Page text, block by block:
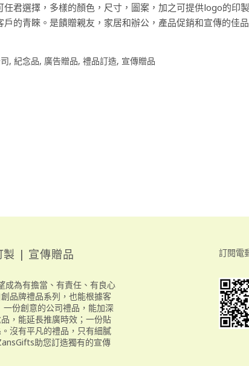
君選擇，多樣的顏色，尺寸，圖案，加之可提供logo的印
的青睞。是饋贈親友，家居和辦公，產品促銷和宣傳的佳品
, 紀念品, 廣告贈品, 禮品訂造, 宣傳贈品
製 | 宣傳贈品
成為有擔當、有責任、有良心
品牌禮品系列，也能根據客
份創意的公司禮品，能加深
，能延長推廣時效；一份貼
沒有平凡的禮品，只有細膩
助您訂造獨有的宣傳
訂閱電